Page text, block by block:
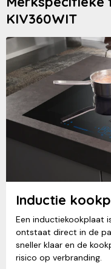
KIV360WIT
Inductie
Een inductiekookplaat
ontstaat direct in de
sneller klaar en de
risico op verbranding.